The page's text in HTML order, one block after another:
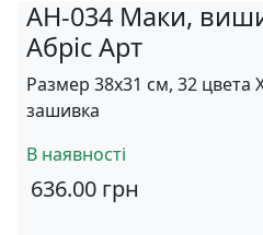
AH-034 Маки,
Абріс Арт
Размер 38х31 см, 32 цвета
зашивка
В наявності
636.00 грн